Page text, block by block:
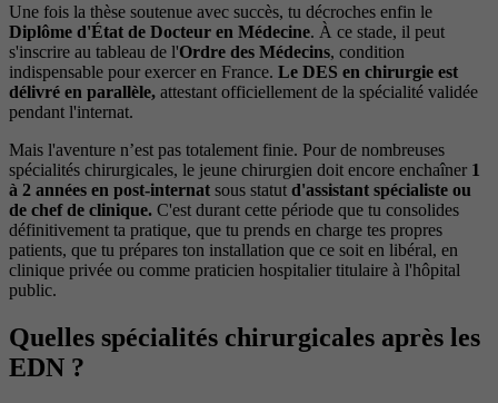
Une fois la thèse soutenue avec succès, tu décroches enfin le
Diplôme d'État de Docteur en Médecine. À ce stade, il peut
s'inscrire au tableau de l'Ordre des Médecins, condition
indispensable pour exercer en France. Le DES en chirurgie est
délivré en parallèle, attestant officiellement de la spécialité validée
pendant l'internat.
Mais l'aventure n’est pas totalement finie. Pour de nombreuses
spécialités chirurgicales, le jeune chirurgien doit encore enchaîner 1
à 2 années en post-internat sous statut d'assistant spécialiste ou
de chef de clinique. C'est durant cette période que tu consolides
définitivement ta pratique, que tu prends en charge tes propres
patients, que tu prépares ton installation que ce soit en libéral, en
clinique privée ou comme praticien hospitalier titulaire à l'hôpital
public.
Quelles spécialités chirurgicales après les
EDN ?